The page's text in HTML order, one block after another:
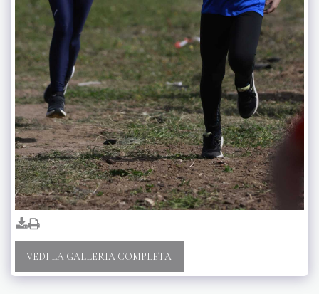
VEDI LA GALLERIA COMPLETA